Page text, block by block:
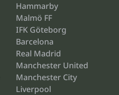
Hammarby
Malmö FF
IFK Göteborg
Barcelona
Real Madrid
Manchester United
Manchester City
Liverpool